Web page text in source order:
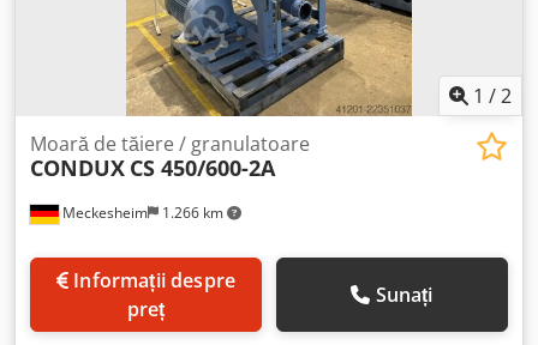
1 /2
Meckesheim 1.266 km
Moară de tăiere / granulatoare
CONDUX CS 450/600-2A
preț
Sunați